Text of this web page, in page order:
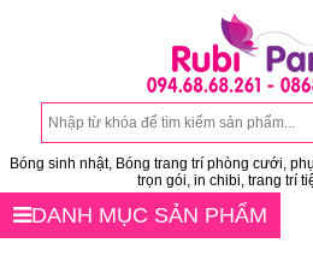
Bóng sinh nhật, Bóng trang trí phòng cưới,
trọn gói, in chibi, trang trí
DANH MỤC SẢN PHẨM